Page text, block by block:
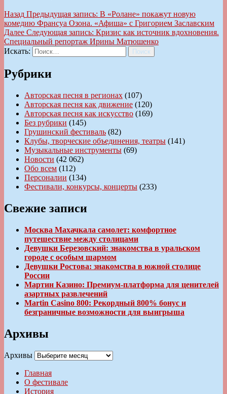
Назад Предыдущая запись: В «Ролане» покажут новую
комедию Франсуа Озона. «Афиша» с Григорием Заславским
Далее Следующая запись: Кризис как источник вдохновения.
Специальный репортаж Ирины Матюшенко
Искать:
Поиск
Рубрики
Авторская песня в регионах (107)
Авторская песня как движение (120)
Авторская песня как искусство (169)
Без рубрики (145)
Грушинский фестиваль (82)
Клубы, творческие объединения, театры (141)
Музыкальные инструменты (69)
Новости (42 062)
Обо всем (112)
Персоналии (134)
Фестивали, конкурсы, концерты (233)
Свежие записи
Москва Махачкала самолет: комфортное
путешествие между столицами
Девушки Березовский: знакомства в уральском
городе с особым шармом
Девушки Ростова: знакомства в южной столице
России
Мартин Казино: Премиум-платформа для ценителей
азартных развлечений
Martin Casino 800: Рекордный 800% бонус и
безграничные возможности для выигрыша
Архивы
Архивы
Главная
О фестивале
История